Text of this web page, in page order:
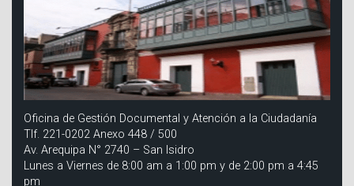
Oficina de Gestión Documental y Atención a la Ciudadanía
Tlf. 221-0202 Anexo 448 / 500
Av. Arequipa N° 2740 – San Isidro
Lunes a Viernes de 8:00 am a 1:00 pm y de 2:00 pm a 4:45
pm